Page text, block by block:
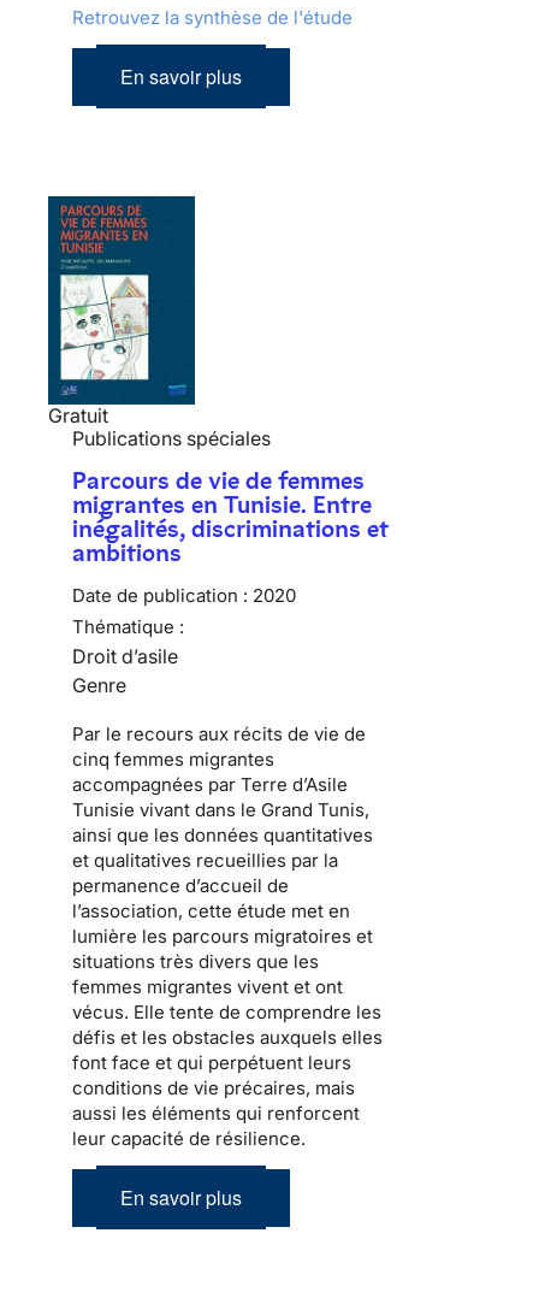
Retrouvez la synthèse de l'étude
En savoir plus
Gratuit
Publications spéciales
Parcours de vie de femmes
migrantes en Tunisie. Entre
inégalités, discriminations et
ambitions
Date de publication : 2020
Thématique :
Droit d’asile
Genre
Par le recours aux récits de vie de
cinq femmes migrantes
accompagnées par Terre d’Asile
Tunisie vivant dans le Grand Tunis,
ainsi que les données quantitatives
et qualitatives recueillies par la
permanence d’accueil de
l’association, cette étude met en
lumière les parcours migratoires et
situations très divers que les
femmes migrantes vivent et ont
vécus. Elle tente de comprendre les
défis et les obstacles auxquels elles
font face et qui perpétuent leurs
conditions de vie précaires, mais
aussi les éléments qui renforcent
leur capacité de résilience.
En savoir plus